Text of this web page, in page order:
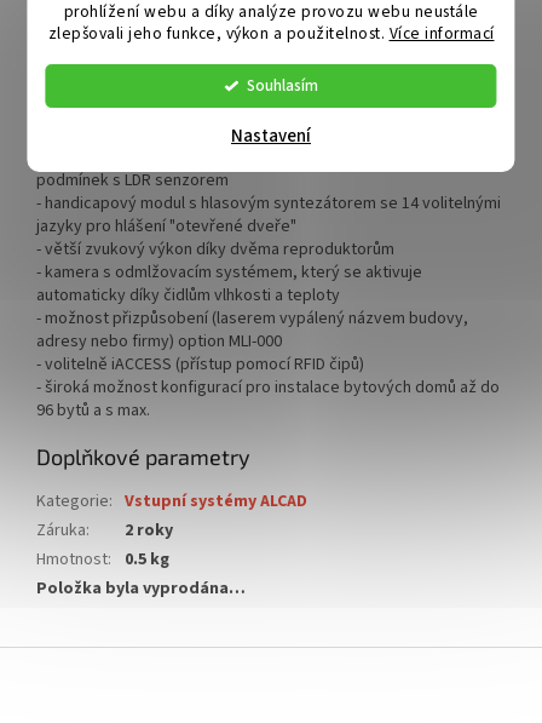
prohlížení webu a díky analýze provozu webu neustále
zlepšovali jeho funkce, výkon a použitelnost. Více informací
Souhlasím
Nastavení
speciálními šrouby odolnými proti vandalismu
- stoprocentně rovný povrch, bez výstupků
- ochrana proti nárazům až do hodnoty IK09
- ochrana IP55 proti prachu a nízkotlakým proudům vody z
jakéhokoli směru.
- atraktivní, profesionální povrchová úprava
podmínek s LDR senzorem
- handicapový modul s hlasovým syntezátorem se 14 volitelnými
jazyky pro hlášení "otevřené dveře"
- větší zvukový výkon díky dvěma reproduktorům
- kamera s odmlžovacím systémem, který se aktivuje
automaticky díky čidlům vlhkosti a teploty
- možnost přizpůsobení (laserem vypálený názvem budovy,
adresy nebo firmy) option MLI-000
- volitelně iACCESS (přístup pomocí RFID čipů)
- široká možnost konfigurací pro instalace bytových domů až do
96 bytů a s max.
Doplňkové parametry
Kategorie: Vstupní systémy ALCAD
Záruka:
2 roky
Hmotnost:
0.5 kg
Položka byla vyprodána…